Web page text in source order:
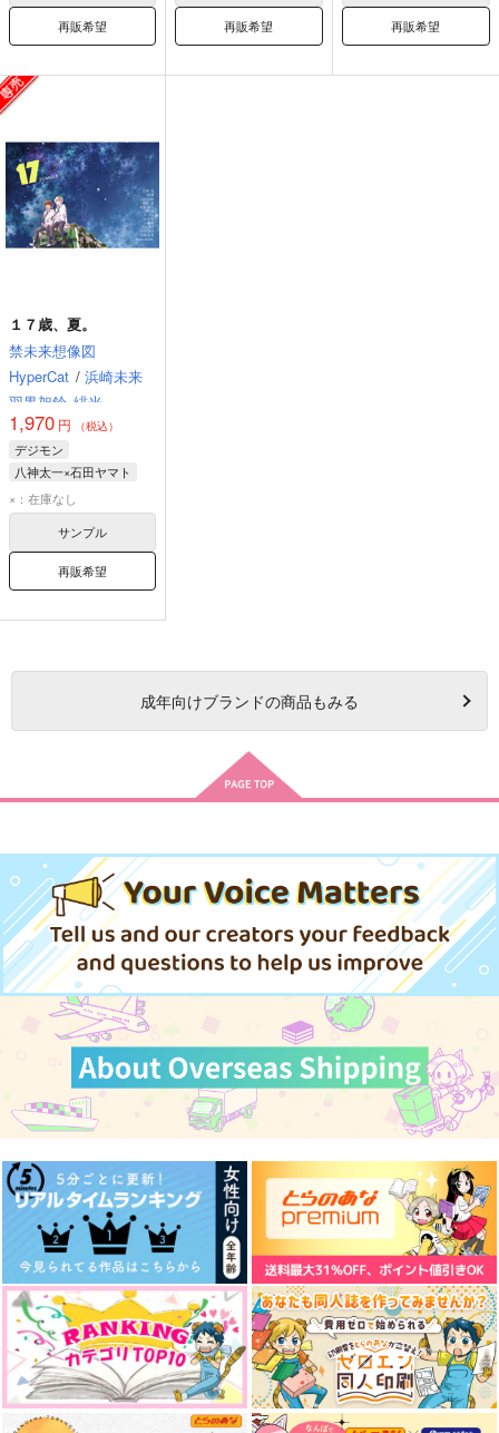
再販希望 再販希望 再販希望
１７歳、夏。
禁未来想像図
HyperCat / 浜崎未来
羽黒架鈴 緋光
1,970 円 （税込）
デジモン
八神太一×石田ヤマト
八神太一
×：在庫なし
サンプル
再販希望
成年向けブランドの商品もみる